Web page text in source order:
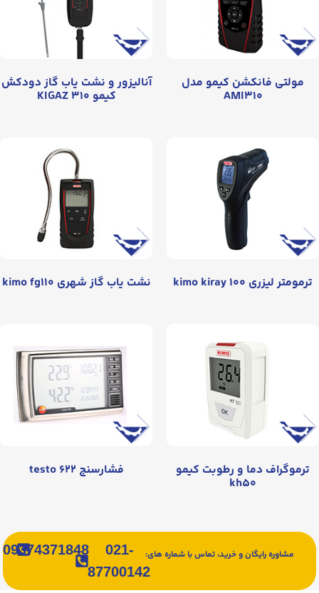
مولتی فانکشن کیمو مدل
AMI۳۱۰
آنالیزور و نشت یاب گاز دودکش
کیمو KIGAZ ۳۱۰
ترمومتر لیزری kimo kiray ۱۰۰ نشت یاب گاز شهری kimo fg۱۱۰
ترموگراف دما و رطوبت کیمو
kh۵۰
فشارسنج testo ۶۲۲
مشاوره رایگان و خرید، تماس با شماره های:
021-
87700142
09374371848